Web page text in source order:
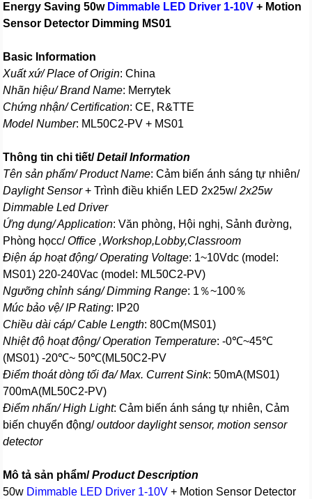
Energy Saving 50w Dimmable LED Driver 1-10V + Motion
Sensor Detector Dimming MS01
Basic Information
Xuất xứ/ Place of Origin: China
Nhãn hiệu/ Brand Name: Merrytek
Chứng nhận/ Certification: CE, R&TTE
Model Number: ML50C2-PV + MS01
Thông tin chi tiết/Detail Information
Tên sản phẩm/ Product Name: Cảm biến ánh sáng tự nhiên/
Daylight Sensor+ Trình điều khiển LED 2x25w/2x25w
Dimmable Led Driver
Ứng dụng/ Application: Văn phòng, Hội nghị, Sảnh đường,
Phòng họcc/Office ,Workshop,Lobby,Classroom
Điện áp hoạt động/ Operating Voltage: 1~10Vdc (model:
MS01) 220-240Vac (model: ML50C2-PV)
Ngưỡng chỉnh sáng/ Dimming Range: 1％~100％
Múc bảo vệ/ IP Rating: IP20
Chiều dài cáp/ Cable Length: 80Cm(MS01)
Nhiệt độ hoạt động/ Operation Temperature: -0℃~45℃
(MS01) -20℃~ 50℃(ML50C2-PV
Điểm thoát dòng tối đa/ Max. Current Sink: 50mA(MS01)
700mA(ML50C2-PV)
Điểm nhấn/ High Light: Cảm biến ánh sáng tự nhiên, Cảm
biến chuyển động/outdoor daylight sensor, motion sensor
detector
Mô tả sản phẩm/Product Description
50w Dimmable LED Driver 1-10V + Motion Sensor Detector